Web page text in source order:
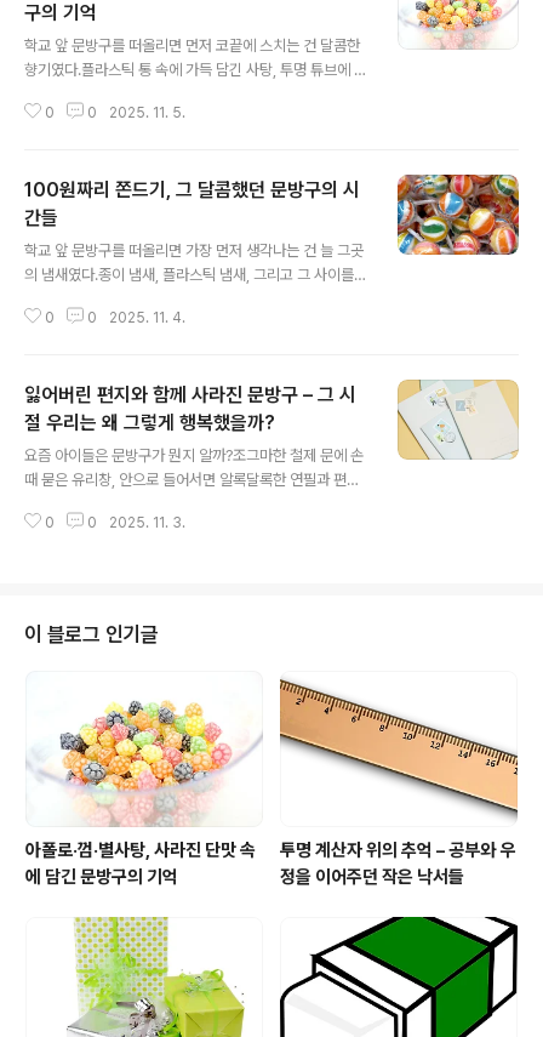
사실 불량식품이라는 단어는 참 아이러니하다. 그 시절의
불량식품은 불량하지 않았다.오히려 세상에서 가장 솔직하
고 순수한 맛이었다.색소가 강하고 포장지가 허술했을 뿐
그 안에는 단맛, 짠맛, 신맛, 그리고 아이들의 웃음이 들어
있었다.불량이라는 이름 뒤에는 당시 어른들이 몰랐던 아
구의 기억
학교 앞 문방구를 떠올리면 먼저 코끝에 스치는 건 달콤한
향기였다.플라스틱 통 속에 가득 담긴 사탕, 투명 튜브에 든
이 우리의 유년기를 반짝이게 했던 작은 단맛의 추억이었
리 세대에게 아폴로는 빨대 모양의 알록달록한 젤리 간식
이었다.빨갛고, 파랗고, 노란색으로 줄지어 꽂혀 있던 그 아
폴로를 손에 쥐면 왠지 모를 설렘이 올라왔다.입에 넣고 살
짝 물면 새콤달콤한 젤리가 올라오고, 하나 먹고 나면 또 하
나 끝없이 이어지는 단맛의 유혹.그 작은 튜브 안에는 단순
한 간식 이상의 무언가가 있었다.문방구 앞의 자유, 친구들
0 0 2025. 11. 5.
100원짜리 쫀드기, 그 달콤했던 문방구의 시
간들
학교 앞 문방구를 떠올리면 가장 먼저 생각나는 건 늘 그곳
의 냄새였다.종이 냄새, 플라스틱 냄새, 그리고 그 사이를
몰라도 우리 세대에게 쫀드기는 단순한 간식이 아니라 추
장 인기 있던 간식 중 하나였다.가격은 단돈 100원.당시엔
100원이면 작은 행복 하나를 살 수 있었다.하얀 종이에 감
싸진 길쭉한 쫀드기를 손으로 살짝 비틀면 그 특유의 달콤
한 향이 퍼졌다.학교를 마치고 친구들과 문방구 앞에 모
여“누가 더 길게 늘리나” 내기하던 그 장면,지금 생각하면
사소하지만 너무나 소중한 순간이었다. 쫀드기의 역사와
0 0 2025. 11. 4.
잃어버린 편지와 함께 사라진 문방구 – 그 시
절 우리는 왜 그렇게 행복했을까?
요즘 아이들은 문방구가 뭔지 알까?조그마한 철제 문에 손
때 묻은 유리창, 안으로 들어서면 알록달록한 연필과 편지
단순한 물건 파는 곳이 아니라 우리의 추억과 감정이 오가
책상 서랍에 넣어두던 편지 한 장.그 안에는 너랑 놀아서 행
복해, 우리 영원히 친구하자 같은 유치하지만 진심 어린 문
장이 가득했다.그때는 그 종이 한 장이 세상에서 제일 소중
했다.지금처럼 휴대폰 메시지나 SNS가 없던 시절 우정편
지는 유일한 감정의 전달 수단이었다. 글씨체 하나, 색연필
로 그린 하트 하나에도 마음이..
0 0 2025. 11. 3.
이 블로그 인기글
아폴로·껌·별사탕, 사라진 단맛 속
에 담긴 문방구의 기억
투명 계산자 위의 추억 – 공부와 우
정을 이어주던 작은 낙서들